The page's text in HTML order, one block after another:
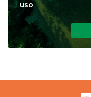
uso